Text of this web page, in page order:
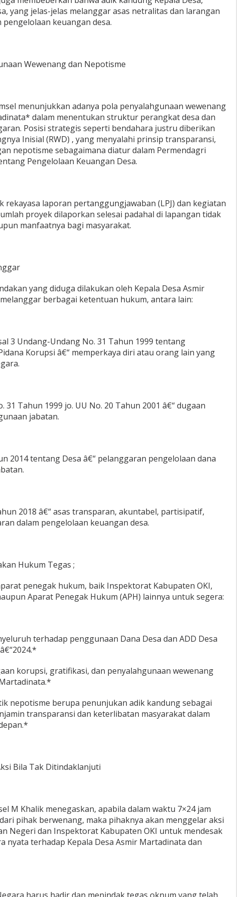
yang jelas-jelas melanggar asas netralitas dan larangan
keuangan desa.
Wewenang dan Nepotisme
menunjukkan adanya pola penyalahgunaan wewenang
dalam menentukan struktur perangkat desa dan
Posisi strategis seperti bendahara justru diberikan
Inisial (RWD) , yang menyalahi prinsip transparansi,
nepotisme sebagaimana diatur dalam Permendagri
Pengelolaan Keuangan Desa.
rekayasa laporan pertanggungjawaban (LPJ) dan kegiatan
proyek dilaporkan selesai padahal di lapangan tidak
manfaatnya bagi masyarakat.
yang diduga dilakukan oleh Kepala Desa Asmir
berbagai ketentuan hukum, antara lain:
3 Undang-Undang No. 31 Tahun 1999 tentang
Korupsi â€“ memperkaya diri atau orang lain yang
31 Tahun 1999 jo. UU No. 20 Tahun 2001 â€“ dugaan
jabatan.
2014 tentang Desa â€“ pelanggaran pengelolaan dana
2018 â€“ asas transparan, akuntabel, partisipatif,
dalam pengelolaan keuangan desa.
Hukum Tegas ;
penegak hukum, baik Inspektorat Kabupaten OKI,
Aparat Penegak Hukum (APH) lainnya untuk segera:
terhadap penggunaan Dana Desa dan ADD Desa
korupsi, gratifikasi, dan penyalahgunaan wewenang
nepotisme berupa penunjukan adik kandung sebagai
transparansi dan keterlibatan masyarakat dalam
Bila Tak Ditindaklanjuti
M Khalik menegaskan, apabila dalam waktu 7×24 jam
pihak berwenang, maka pihaknya akan menggelar aksi
Negeri dan Inspektorat Kabupaten OKI untuk mendesak
nyata terhadap Kepala Desa Asmir Martadinata dan